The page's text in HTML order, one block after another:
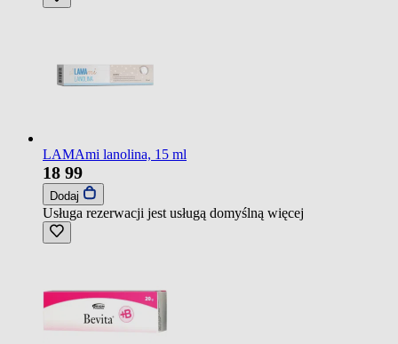
LAMAmi lanolina, 15 ml
18 99
Dodaj
Usługa rezerwacji jest usługą domyślną więcej